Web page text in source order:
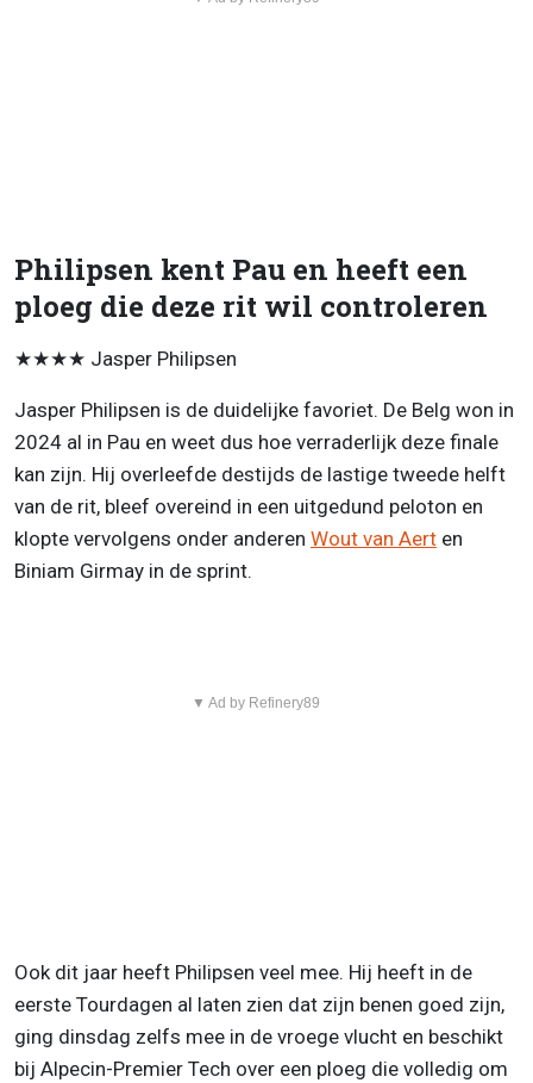
Philipsen kent Pau en heeft een
ploeg die deze rit wil controleren
★★★★ Jasper Philipsen
Jasper Philipsen is de duidelijke favoriet. De Belg won in
2024 al in Pau en weet dus hoe verraderlijk deze finale
kan zijn. Hij overleefde destijds de lastige tweede helft
van de rit, bleef overeind in een uitgedund peloton en
klopte vervolgens onder anderen Wout van Aert en
Biniam Girmay in de sprint.
▼ Ad by Refinery89
Ook dit jaar heeft Philipsen veel mee. Hij heeft in de
eerste Tourdagen al laten zien dat zijn benen goed zijn,
ging dinsdag zelfs mee in de vroege vlucht en beschikt
bij Alpecin-Premier Tech over een ploeg die volledig om